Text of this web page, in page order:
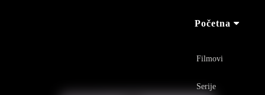
Početna
Filmovi
Serije